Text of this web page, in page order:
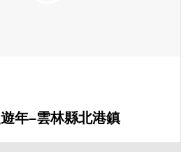
年–雲林縣北港鎮